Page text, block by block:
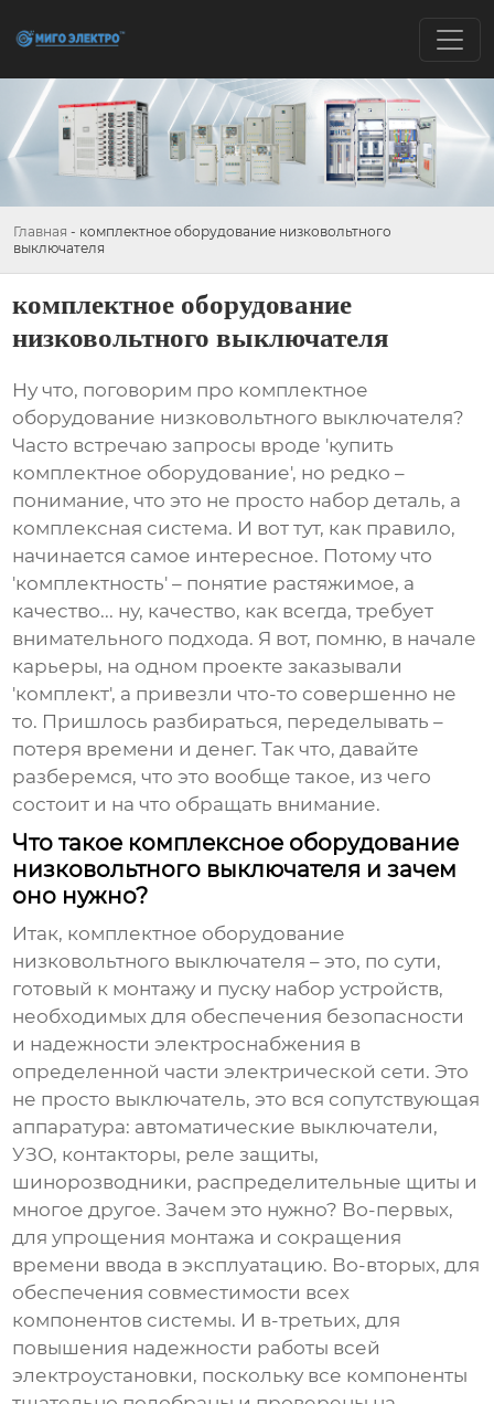
Главная - комплектное оборудование низковольтного
выключателя
комплектное оборудование
низковольтного выключателя
Ну что, поговорим про комплектное
оборудование низковольтного выключателя?
Часто встречаю запросы вроде 'купить
комплектное оборудование', но редко –
понимание, что это не просто набор деталь, а
комплексная система. И вот тут, как правило,
начинается самое интересное. Потому что
'комплектность' – понятие растяжимое, а
качество... ну, качество, как всегда, требует
внимательного подхода. Я вот, помню, в начале
карьеры, на одном проекте заказывали
'комплект', а привезли что-то совершенно не
то. Пришлось разбираться, переделывать –
потеря времени и денег. Так что, давайте
разберемся, что это вообще такое, из чего
состоит и на что обращать внимание.
Что такое комплексное оборудование
низковольтного выключателя и зачем
оно нужно?
Итак, комплектное оборудование
низковольтного выключателя – это, по сути,
готовый к монтажу и пуску набор устройств,
необходимых для обеспечения безопасности
и надежности электроснабжения в
определенной части электрической сети. Это
не просто выключатель, это вся сопутствующая
аппаратура: автоматические выключатели,
УЗО, контакторы, реле защиты,
шинорозводники, распределительные щиты и
многое другое. Зачем это нужно? Во-первых,
для упрощения монтажа и сокращения
времени ввода в эксплуатацию. Во-вторых, для
обеспечения совместимости всех
компонентов системы. И в-третьих, для
повышения надежности работы всей
электроустановки, поскольку все компоненты